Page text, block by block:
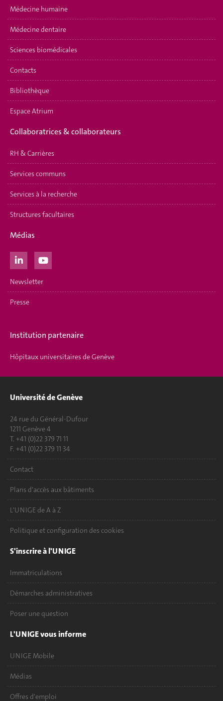
Médecine humaine
Médecine dentaire
Sciences biomédicales
Contacts
Bibliothèque
Espace Atrium
Collaboratrices & collaborateurs
RH & Carrières
Services communs
Services à la recherche
Structures facultaires
Médias
Newsletter
Presse
Institution partenaire
Hôpitaux universitaires de Genève
Université de Genève
24 rue du Général-Dufour
1211 Genève 4
T. +41 (0)22 379 71 11
F. +41 (0)22 379 11 34
Contact
Plans d'accès aux bâtiments
L'UNIGE de A à Z
Politique et configuration des cookies
S'inscrire à l'UNIGE
Immatriculations
Démarches administratives
Poser une question
L'UNIGE vous informe
UNIGE Mobile
Médias
Offres d'emploi